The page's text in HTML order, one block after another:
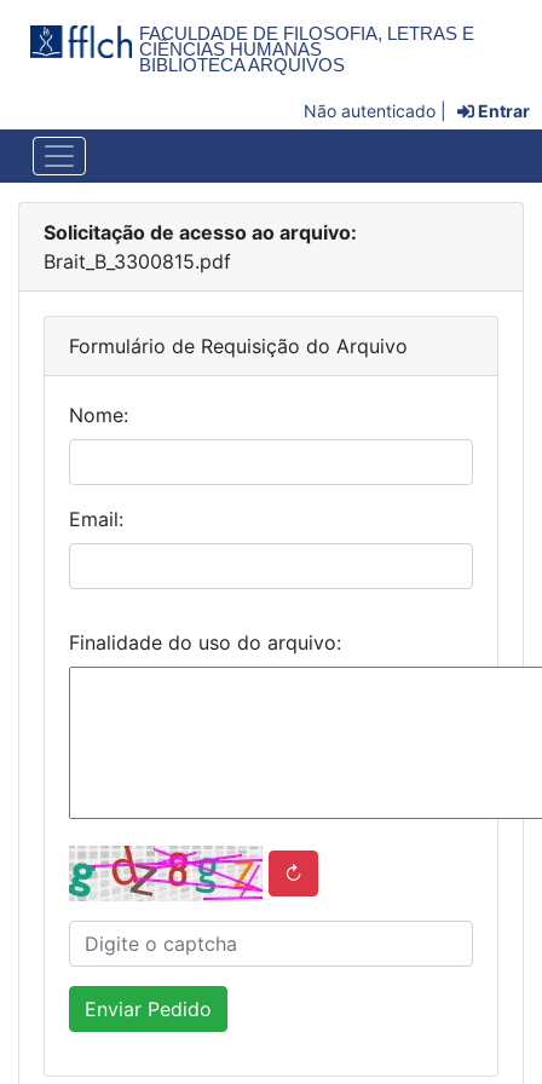
FACULDADE DE FILOSOFIA, LETRAS E
CIÊNCIAS HUMANAS
BIBLIOTECA ARQUIVOS
Não autenticado | Entrar
Solicitação de acesso ao arquivo:
Brait_B_3300815.pdf
Formulário de Requisição do Arquivo
Nome:
Email:
Finalidade do uso do arquivo:
↻
Enviar Pedido